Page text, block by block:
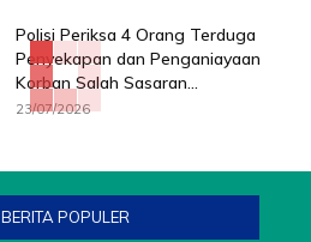
Polisi Periksa 4 Orang Terduga
Penyekapan dan Penganiayaan
Korban Salah Sasaran...
23/07/2026
BERITA POPULER